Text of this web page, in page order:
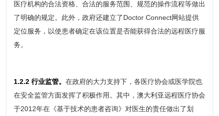
医疗机构的合法资格、合法的服务范围、规范的操作流程等做出
了明确的规定。此外，政府还建立了Doctor Connect网站提供
定位服务，以使患者确定在该位置是否能获得合法的远程医疗服
务。
1.2.2 行业监管。 在政府的大力支持下，各医疗协会或医学院也
在安全监管方面发挥了积极作用。其中，澳大利亚远程医疗协会
于2012年在《基于技术的患者咨询》对医生的责任做出了划